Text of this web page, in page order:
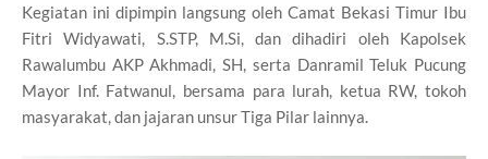
Kegiatan ini dipimpin langsung oleh Camat Bekasi Timur Ibu
Fitri Widyawati, S.STP, M.Si, dan dihadiri oleh Kapolsek
Rawalumbu AKP Akhmadi, SH, serta Danramil Teluk Pucung
Mayor Inf. Fatwanul, bersama para lurah, ketua RW, tokoh
masyarakat, dan jajaran unsur Tiga Pilar lainnya.